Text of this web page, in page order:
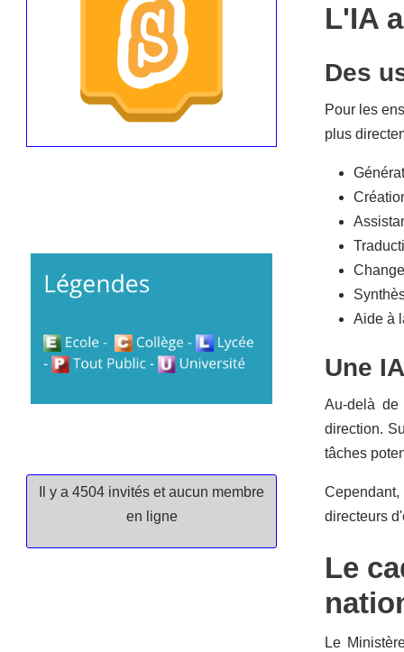
Il y a 4504 invités et aucun membre
en ligne
L'IA
Des
Pour les
plus
Aide à
Une
Au-delà de
direction.
tâches
directeurs
Le
Le